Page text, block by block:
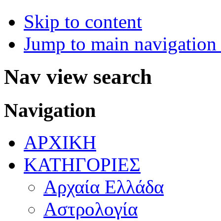
Skip to content
Jump to main
Nav view search
Navigation
ΑΡΧΙΚΗ
ΚΑΤΗΓΟΡΙΕΣ
Αρχαία Ελλάδα
Αστρολογία